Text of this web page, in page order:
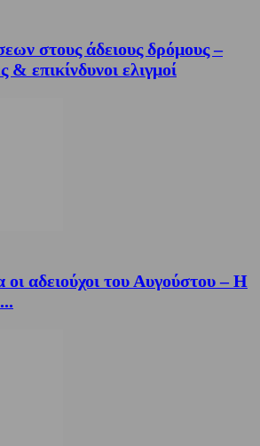
στους άδειους δρόμους –
επικίνδυνοι ελιγμοί
οι αδειούχοι του Αυγούστου – Η